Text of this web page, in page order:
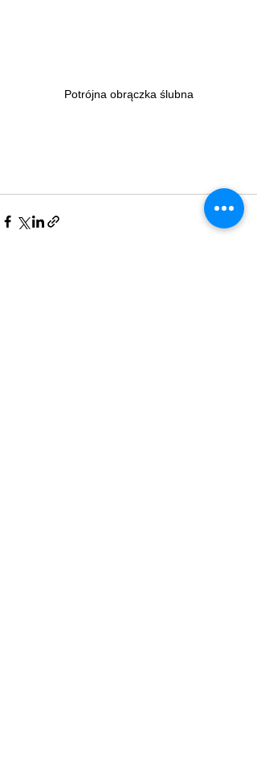
Potrójna obrączka ślubna